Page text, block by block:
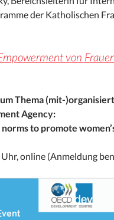
der Katholischen
von
Thema (mit-
Agency:
to promote
Uhr, online (Anmeldung